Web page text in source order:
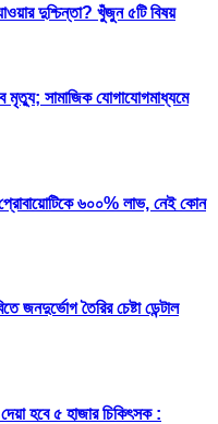
দুশ্চিন্তা? খুঁজুন ৫টি বিষয়
মৃত্যু; সামাজিক যোগাযোগমাধ্যমে
প্রোবায়োটিকে ৬০০% লাভ, নেই কোন
জনদুর্ভোগ তৈরির চেষ্টা ডেন্টাল
হবে ৫ হাজার চিকিৎসক :